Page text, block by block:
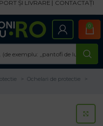
ȘI LIVRARE CONTACTAȚI
0
Ochelari de protectie